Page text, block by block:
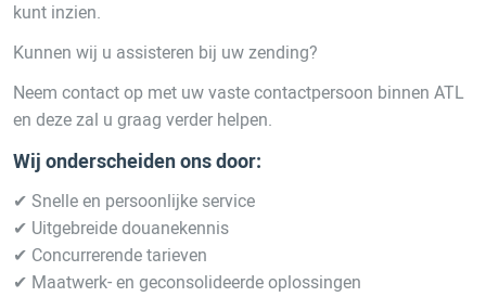
kunt inzien.
Kunnen wij u assisteren bij uw zending?
Neem contact op met uw vaste contactpersoon binnen ATL
en deze zal u graag verder helpen.
Wij onderscheiden ons door:
✔ Snelle en persoonlijke service
✔ Uitgebreide douanekennis
✔ Concurrerende tarieven
✔ Maatwerk- en geconsolideerde oplossingen